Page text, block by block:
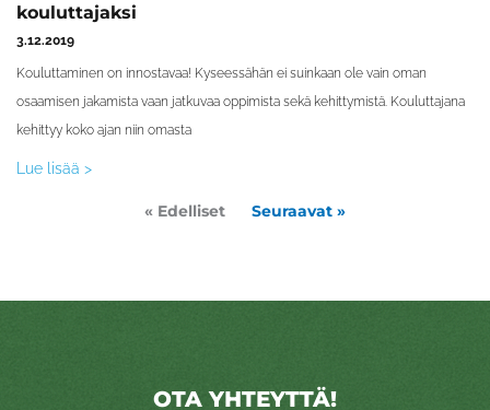
kouluttajaksi
3.12.2019
Kouluttaminen on innostavaa! Kyseessähän ei suinkaan ole vain oman
osaamisen jakamista vaan jatkuvaa oppimista sekä kehittymistä. Kouluttajana
kehittyy koko ajan niin omasta
Lue lisää >
« Edelliset Seuraavat »
OTA YHTEYTTÄ!